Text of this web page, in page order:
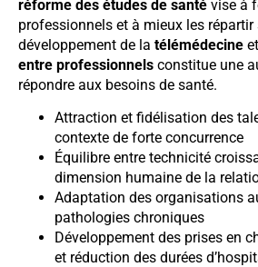
réforme des études de santé vise à
professionnels et à mieux les répartir
développement de la télémédecine
entre professionnels constitue une
répondre aux besoins de santé.
Attraction et fidélisation des
contexte de forte concurrence
Équilibre entre technicité
dimension humaine de la
Adaptation des organisations
pathologies chroniques
Développement des prises en
et réduction des durées